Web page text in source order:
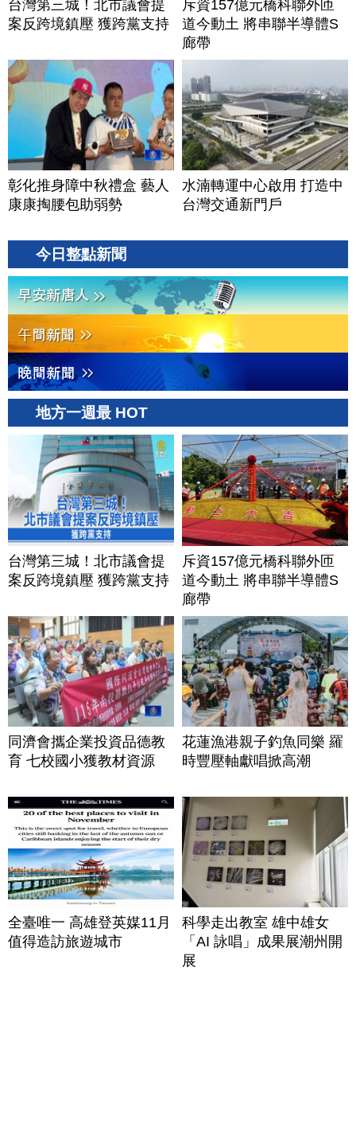
台灣第三城！北市議會提
案反跨境鎮壓 獲跨黨支持
斥資157億元橋科聯外匝
道今動土 將串聯半導體S
廊帶
彰化推身障中秋禮盒 藝人
康康掏腰包助弱勢
水湳轉運中心啟用 打造中
台灣交通新門戶
今日整點新聞
地方一週最 HOT
台灣第三城！北市議會提
案反跨境鎮壓 獲跨黨支持
斥資157億元橋科聯外匝
道今動土 將串聯半導體S
廊帶
同濟會攜企業投資品德教
育 七校國小獲教材資源
花蓮漁港親子釣魚同樂 羅
時豐壓軸獻唱掀高潮
全臺唯一 高雄登英媒11月
值得造訪旅遊城市
科學走出教室 雄中雄女
「AI 詠唱」成果展潮州開
展